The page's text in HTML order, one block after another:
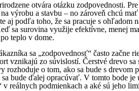
otvára otázku zodpovednosti.
výrobu a stavbu – no zároveň chcú
aj podľa toho, že sa pracuje s ohľadom
sa surovina využije efektívne, menej
teplo v dome.
sa „zodpovednosť“ často
vznikajú zo súvislostí. Čerstvé drevo
rozhoduje o tom, ako sa bude s
bude ďalej opracúvať. V tomto bode
v reálnych podmienkach a aké sú jeho